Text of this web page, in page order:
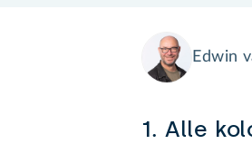
Edwin
1. Alle